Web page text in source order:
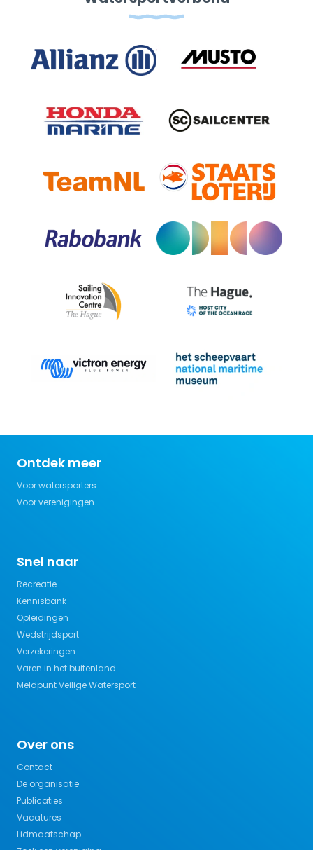
Ontdek meer
Voor watersporters
Voor verenigingen
Snel naar
Recreatie
Kennisbank
Opleidingen
Wedstrijdsport
Verzekeringen
Varen in het buitenland
Meldpunt Veilige Watersport
Over ons
Contact
De organisatie
Publicaties
Vacatures
Lidmaatschap